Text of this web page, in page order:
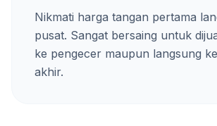
Nikmati harga tangan pertama
pusat. Sangat bersaing untuk
ke pengecer maupun langsung
akhir.